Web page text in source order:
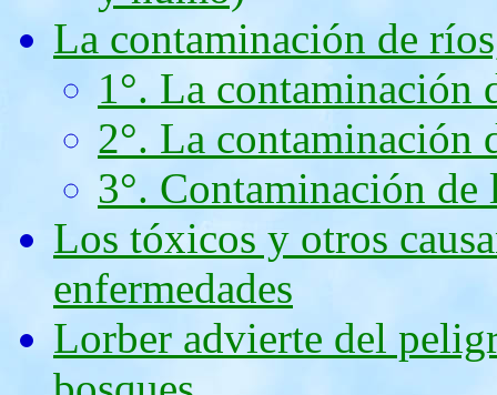
La contaminación de
1°. La contaminación
2°. La contaminación
3°. Contaminación de
Los tóxicos y otros
enfermedades
Lorber advierte del